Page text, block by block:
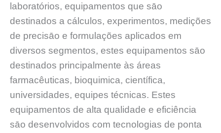
laboratórios, equipamentos que sāo
destinados a cálculos, experimentos, medições
de precisāo e formulações aplicados em
diversos segmentos, estes equipamentos sāo
destinados principalmente às áreas
farmacêuticas, bioquimica, científica,
universidades, equipes técnicas. Estes
equipamentos de alta qualidade e eficiência
sāo desenvolvidos com tecnologias de ponta